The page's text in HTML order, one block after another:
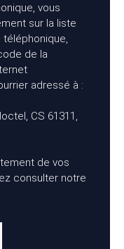
vous
sur la liste
de la
adressé à :
CS 61311,
de vos
consulter notre